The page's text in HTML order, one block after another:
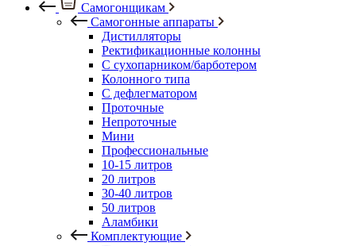
Самогонщикам
Самогонные аппараты
Дистилляторы
Ректификационные колонны
С сухопарником/барботером
Колонного типа
С дефлегматором
Проточные
Непроточные
Мини
Профессиональные
10-15 литров
20 литров
30-40 литров
50 литров
Аламбики
Комплектующие